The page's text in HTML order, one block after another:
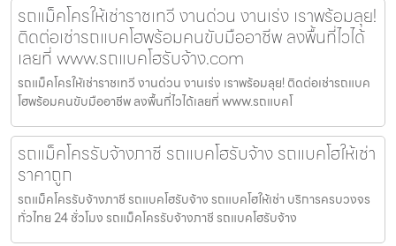
รถแม็คโครให้เช่าราชเทวี งานด่วน งานเร่ง เราพร้อมลุย!
ติดต่อเช่ารถแบคโฮพร้อมคนขับมืออาชีพ ลงพื้นที่ไวได้
เลยที่ www.รถแบคโฮรับจ้าง.com
รถแม็คโครให้เช่าราชเทวี งานด่วน งานเร่ง เราพร้อมลุย! ติดต่อเช่ารถแบค
โฮพร้อมคนขับมืออาชีพ ลงพื้นที่ไวได้เลยที่ www.รถแบคโ
รถแม็คโครรับจ้างภาชี รถแบคโฮรับจ้าง รถแบคโฮให้เช่า
ราคาถูก
รถแม็คโครรับจ้างภาชี รถแบคโฮรับจ้าง รถแบคโฮให้เช่า บริการครบวงจร
ทั่วไทย 24 ชั่วโมง รถแม็คโครรับจ้างภาชี รถแบคโฮรับจ้าง